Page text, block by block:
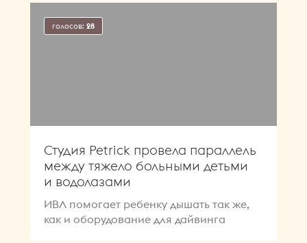
голосов: 28
Студия Petrick провела параллель
между тяжело больными детьми
и водолазами
ИВЛ помогает ребенку дышать так же,
как и оборудование для дайвинга